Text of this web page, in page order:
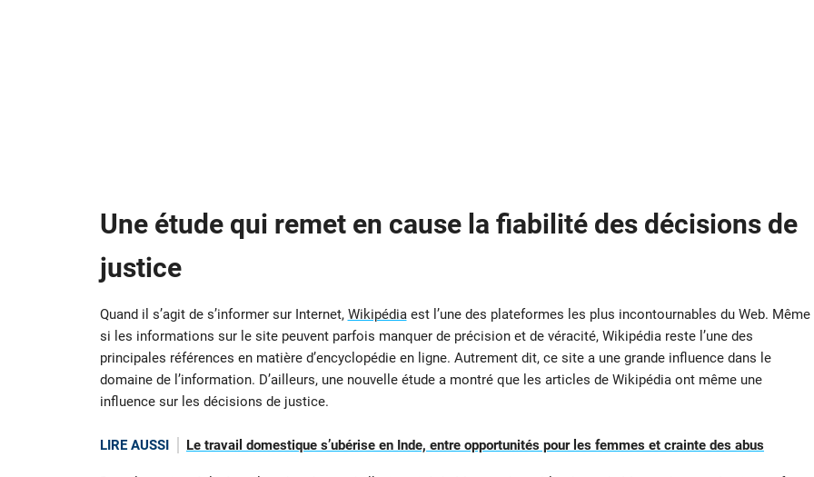
Une étude qui remet en cause la fiabilité des décisions de
justice
Quand il s’agit de s’informer sur Internet, Wikipédiaest l’une des plateformes les plus incontournables du Web. Même
si les informations sur le site peuvent parfois manquer de précision et de véracité, Wikipédia reste l’une des
principales références en matière d’encyclopédie en ligne. Autrement dit, ce site a une grande influence dans le
domaine de l’information. D’ailleurs, une nouvelle étude a montré que les articles de Wikipédia ont même une
influence sur les décisions de justice.
LIRE AUSSI Le travail domestique s’ubérise en Inde, entre opportunités pour les femmes et crainte des abus